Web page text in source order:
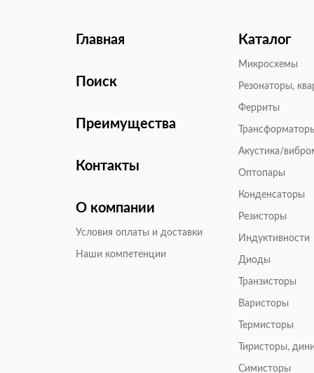
Главная
Поиск
Преимущества
Контакты
О компании
Условия оплаты и доставки
Наши компетенции
Каталог
Микросхемы
Резонаторы,
Ферриты
Акустика/
Оптопары
Конденсаторы
Резисторы
Индуктивности
Диоды
Транзисторы
Варисторы
Термисторы
Тиристоры,
Симисторы